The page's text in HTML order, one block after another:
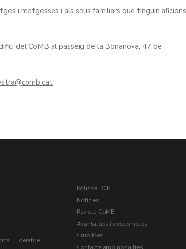
i metgesses i als seus familiars que tinguin aficions
del CoMB al passeig de la Bonanova, 47 de
i Lideratge
Pòlissa RCP
Notícies
Revista CoMB
Avantatges i descomptes
Grup Med
Contacte amb nosaltres